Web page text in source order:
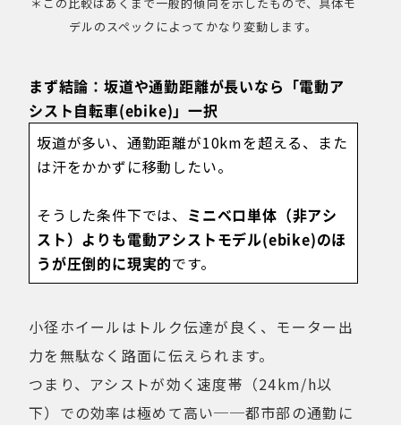
デルのスペックによってかなり変動します。
まず結論：坂道や通勤距離が長いなら「電動ア
シスト自転車(ebike)」一択
坂道が多い、通勤距離が10kmを超える、また
は汗をかかずに移動したい。
そうした条件下では、 ミニベロ単体（非アシ
スト）よりも電動アシストモデル(ebike)のほ
うが圧倒的に現実的です。
小径ホイールはトルク伝達が良く、モーター出
力を無駄なく路面に伝えられます。
つまり、アシストが効く速度帯（24km/h以
下）での効率は極めて高い──都市部の通勤に